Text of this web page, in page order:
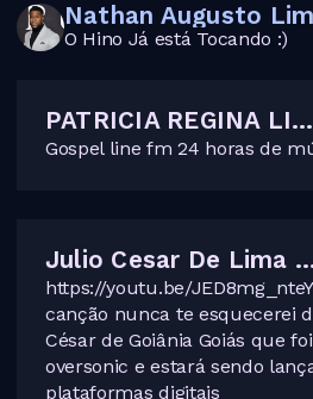
O Hino Já está Tocando :)
PATRICIA REGINA LIMA SANTOS
Gospel line fm 24 horas de
Julio Cesar De
https://youtu.be/
canção nunca te esquecerei
César de Goiânia Goiás que
oversonic e estará sendo
plataformas digitais